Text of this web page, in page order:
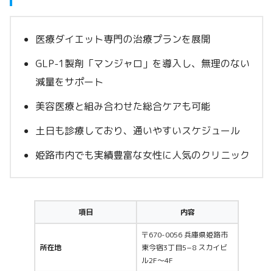
医療ダイエット専門の治療プランを展開
GLP-1製剤「マンジャロ」を導入し、無理のない
減量をサポート
美容医療と組み合わせた総合ケアも可能
土日も診療しており、通いやすいスケジュール
姫路市内でも実績豊富な女性に人気のクリニック
項目 内容
所在地
〒670-0056 兵庫県姫路市
東今宿3丁目5−8 スカイビ
ル2F〜4F